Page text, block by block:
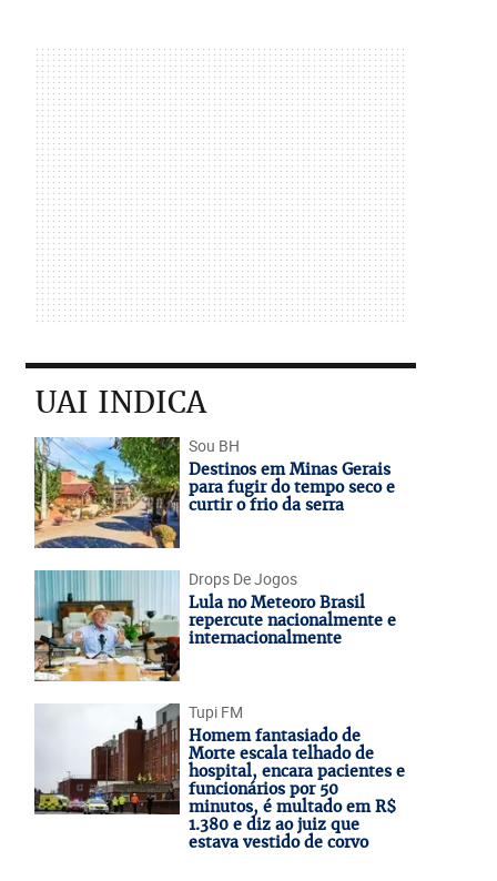
UAI INDICA
Sou BH
Destinos em Minas Gerais
para fugir do tempo seco e
curtir o frio da serra
Drops De Jogos
Lula no Meteoro Brasil
repercute nacionalmente e
internacionalmente
Tupi FM
Homem fantasiado de
Morte escala telhado de
hospital, encara pacientes e
funcionários por 50
minutos, é multado em R$
1.380 e diz ao juiz que
estava vestido de corvo